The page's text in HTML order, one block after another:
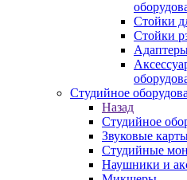
Стойки
Стойки
Студийное
Назад
Студийное
Звуковые
Студийные
Наушники и